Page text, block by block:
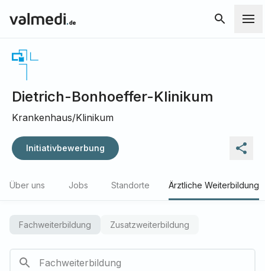
Dietrich-Bonhoeffer-Klinikum
Krankenhaus/Klinikum
Initiativbewerbung
Über uns Jobs Standorte Ärztliche Weiterbildung
Fachweiterbildung Zusatzweiterbildung